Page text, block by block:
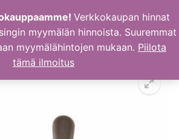
Verkkokaupan hinnat
myymälän hinnoista. Suuremmat
myymälähintojen mukaan. Piilota
tämä ilmoitus